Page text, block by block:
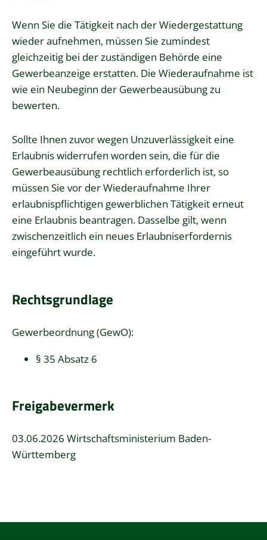
Wenn Sie die Tätigkeit nach der Wiedergestattung
wieder aufnehmen, müssen Sie zumindest
gleichzeitig bei der zuständigen Behörde eine
Gewerbeanzeige erstatten. Die Wiederaufnahme ist
wie ein Neubeginn der Gewerbeausübung zu
bewerten.
Sollte Ihnen zuvor wegen Unzuverlässigkeit eine
Erlaubnis widerrufen worden sein, die für die
Gewerbeausübung rechtlich erforderlich ist, so
müssen Sie vor der Wiederaufnahme Ihrer
erlaubnispflichtigen gewerblichen Tätigkeit erneut
eine Erlaubnis beantragen. Dasselbe gilt, wenn
zwischenzeitlich ein neues Erlaubniserfordernis
eingeführt wurde.
Rechtsgrundlage
Gewerbeordnung (GewO):
§ 35 Absatz 6
Freigabevermerk
03.06.2026 Wirtschaftsministerium Baden-
Württemberg